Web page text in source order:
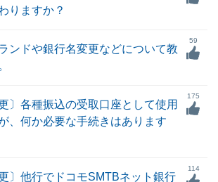
りますか？
ンドや銀行名変更などについて教
59
〕各種振込の受取口座として使用
、何か必要な手続きはあります
175
〕他行でドコモSMTBネット銀行
114